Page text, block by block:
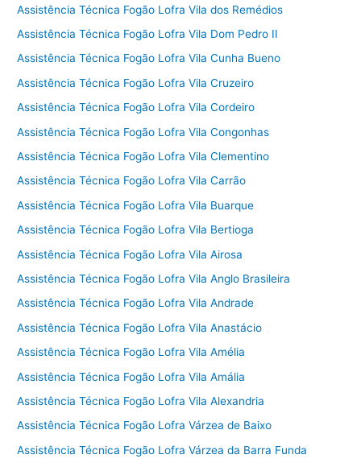
Assistência Técnica Fogão Lofra Vila dos Remédios
Assistência Técnica Fogão Lofra Vila Dom Pedro II
Assistência Técnica Fogão Lofra Vila Cunha Bueno
Assistência Técnica Fogão Lofra Vila Cruzeiro
Assistência Técnica Fogão Lofra Vila Cordeiro
Assistência Técnica Fogão Lofra Vila Congonhas
Assistência Técnica Fogão Lofra Vila Clementino
Assistência Técnica Fogão Lofra Vila Carrão
Assistência Técnica Fogão Lofra Vila Buarque
Assistência Técnica Fogão Lofra Vila Bertioga
Assistência Técnica Fogão Lofra Vila Airosa
Assistência Técnica Fogão Lofra Vila Anglo Brasileira
Assistência Técnica Fogão Lofra Vila Andrade
Assistência Técnica Fogão Lofra Vila Anastácio
Assistência Técnica Fogão Lofra Vila Amélia
Assistência Técnica Fogão Lofra Vila Amália
Assistência Técnica Fogão Lofra Vila Alexandria
Assistência Técnica Fogão Lofra Várzea de Baixo
Assistência Técnica Fogão Lofra Várzea da Barra Funda